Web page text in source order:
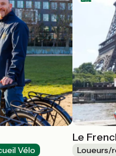
Vélo
Le
Loueurs/